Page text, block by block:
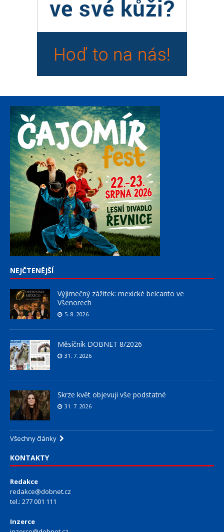
NEJČTENĚJŠÍ
Výjimečný zážitek: mexické belcanto ve
Všenorech
5. 8. 2026
Měsíčník DOBNET 8/2026
31. 7. 2026
Skrze květ objevuji vše podstatné
31. 7. 2026
Všechny články
KONTAKTY
Redakce
redakce@dobnet.cz
tel.: 277 001 111
Inzerce